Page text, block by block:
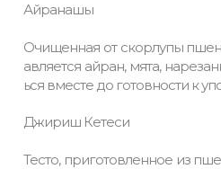
Айранашы
Очищенная от скорлупы
авляется айран, мята,
ься вместе до готовности к
Джириш Кетеси
Тесто, приготовленное из